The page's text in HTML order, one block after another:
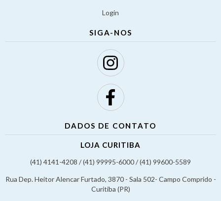
Login
SIGA-NOS
DADOS DE CONTATO
LOJA CURITIBA
(41) 4141-4208 / (41) 99995-6000 / (41) 99600-5589
Rua Dep. Heitor Alencar Furtado, 3870 - Sala 502- Campo Comprido -
Curitiba (PR)